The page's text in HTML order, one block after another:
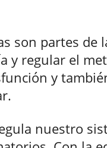
son partes de
y regular el
y
nuestro